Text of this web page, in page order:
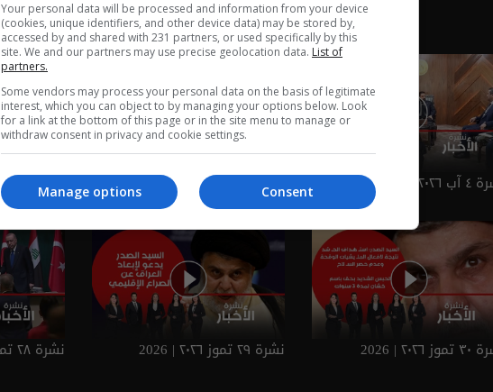
| 2026 نشرة ٣ آب ٢٠٢٦ | 2026 نشرة ٢ آب ٢٠٢٦ | 2026
| 2026 نشرة ٢٩ تموز ٢٠٢٦ | 2026 نشرة ٢٨ تموز ٢٠٢٦ | 2026
Your personal data will be processed and information from your device
(cookies, unique identifiers, and other device data) may be stored by,
accessed by and shared with 231 partners, or used specifically by this
site. We and our partners may use precise geolocation data. List of
partners.
Some vendors may process your personal data on the basis of legitimate
interest, which you can object to by managing your options below. Look
for a link at the bottom of this page or in the site menu to manage or
withdraw consent in privacy and cookie settings.
Consent
Manage options